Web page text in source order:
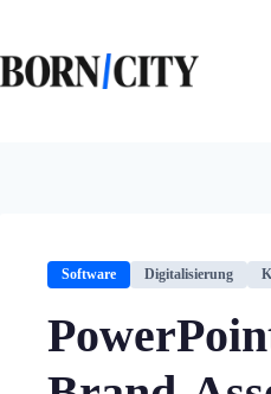
springen
Software Digitalisierung